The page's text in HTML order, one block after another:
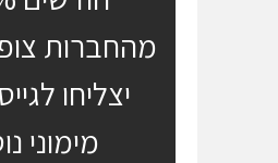
מהחברות
יצליחו
מימוני